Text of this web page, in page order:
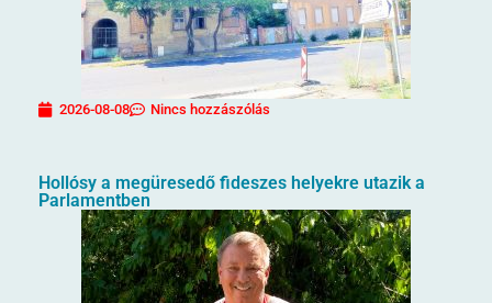
2026-08-08 Nincs hozzászólás
Hollósy a megüresedő fideszes helyekre utazik a
Parlamentben